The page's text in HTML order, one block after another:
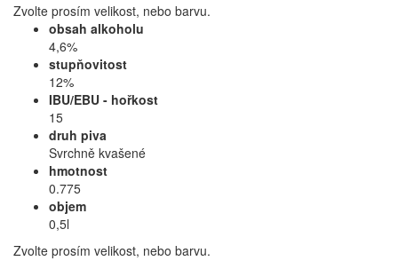
Zvolte prosím velikost, nebo barvu.
obsah alkoholu
4,6%
stupňovitost
12%
IBU/EBU - hořkost
15
druh piva
Svrchně kvašené
hmotnost
0.775
objem
0,5l
Zvolte prosím velikost, nebo barvu.